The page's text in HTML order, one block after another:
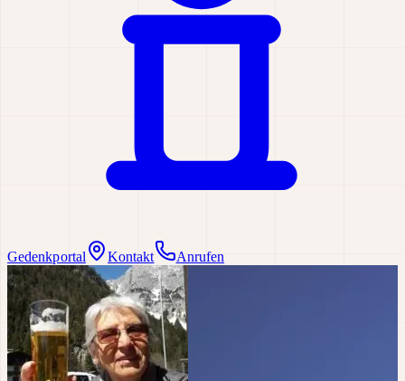
Gedenkportal Kontakt Anrufen